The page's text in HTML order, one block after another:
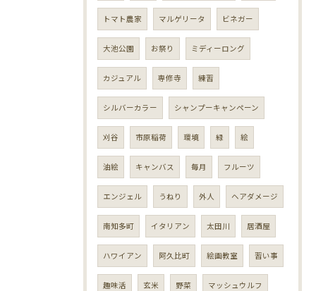
トマト農家 マルゲリータ ビネガー
大池公園 お祭り ミディーロング
カジュアル 専修寺 練習
シルバーカラー シャンプーキャンペーン
刈谷 市原稲荷 環境 緑 絵
油絵 キャンバス 毎月 フルーツ
エンジェル うねり 外人 ヘアダメージ
南知多町 イタリアン 太田川 居酒屋
ハワイアン 阿久比町 絵画教室 習い事
趣味活 玄米 野菜 マッシュウルフ